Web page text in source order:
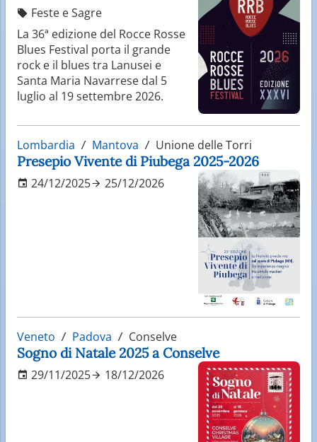
Feste e Sagre
La 36ª edizione del Rocce Rosse
Blues Festival porta il grande
rock e il blues tra Lanusei e
Santa Maria Navarrese dal 5
luglio al 19 settembre 2026.
Lombardia Mantova Unione delle Torri
Presepio Vivente di Piubega 2025-2026
24/12/2025 25/12/2026
Veneto Padova Conselve
Sogno di Natale 2025 a Conselve
29/11/2025 18/12/2026